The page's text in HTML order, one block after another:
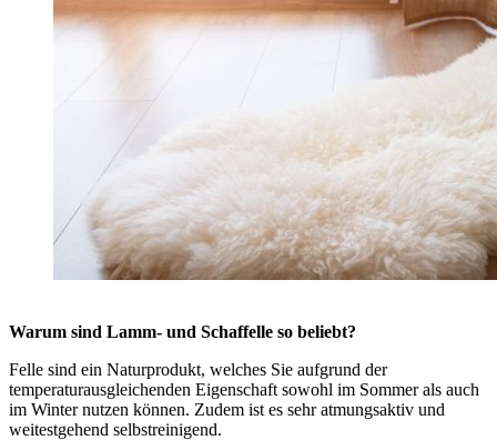
Warum sind Lamm- und Schaffelle so beliebt?
Felle sind ein Naturprodukt, welches Sie aufgrund der
temperaturausgleichenden Eigenschaft sowohl im Sommer als auch
im Winter nutzen können. Zudem ist es sehr atmungsaktiv und
weitestgehend selbstreinigend.